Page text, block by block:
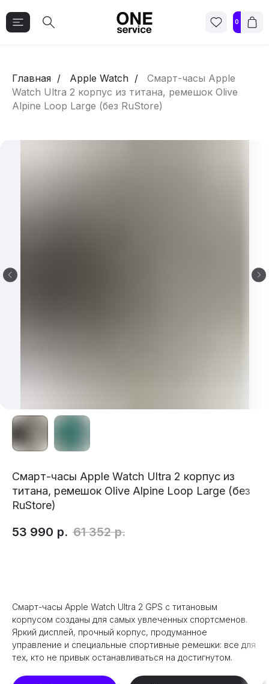
0
Главная Apple Watch
Смарт-часы Apple
Watch Ultra 2 корпус из титана, ремешок Olive
Alpine Loop Large (без RuStore)
Смарт-часы Apple Watch Ultra 2 корпус из
титана, ремешок Olive Alpine Loop Large (без
RuStore)
53 990 р. 61 352 р.
Смарт-часы Apple Watch Ultra 2 GPS с титановым
корпусом созданы для самых увлеченных спортсменов.
Яркий дисплей, прочный корпус, продуманное
управление и специальные спортивные ремешки: все для
тех, кто не привык останавливаться на достигнутом.